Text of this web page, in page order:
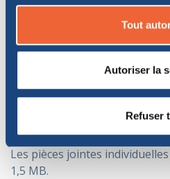
Tout
Autoriser la
Refuser
6. PIÈCES JOINTES
Veuillez ajouter ci-dessous
Les pièces jointes ne peuvent
les formats suivants : PDF,
Les pièces jointes
1,5 MB.